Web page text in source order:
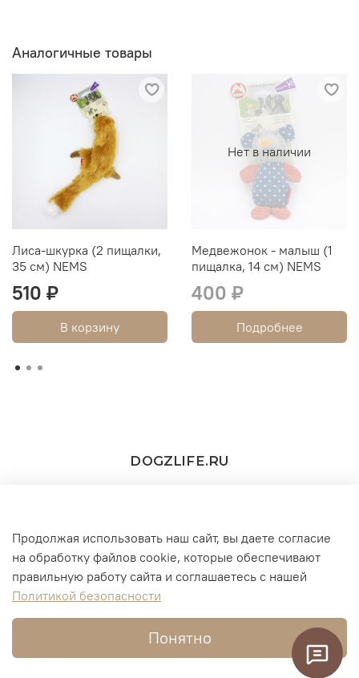
Аналогичные товары
Лиса-шкурка (2 пищалки,
35 см) NEMS
510 ₽
В корзину
Нет в наличии
Медвежонок - малыш (1
пищалка, 14 см) NEMS
400 ₽
Подробнее
+7(916) 860-11-73 (WhatsApp/Telegram/MAX))
г. Москва
DOGZLIFE.RU
Интернет-магазин создан на InSales
Продолжая использовать наш сайт, вы даете согласие
на обработку файлов cookie, которые обеспечивают
правильную работу сайта и соглашаетесь с нашей
Политикой безопасности
Понятно